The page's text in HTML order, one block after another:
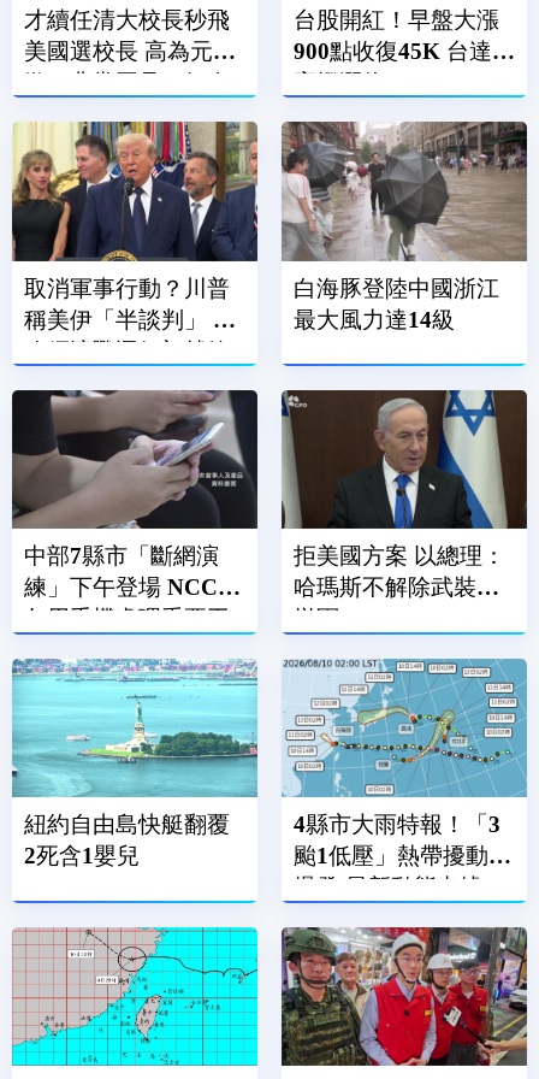
才續任清大校長秒飛
美國選校長 高為元道
歉：非常罕見、好奇
台股開紅！早盤大漲
900點收復45K 台達電
亮燈漲停
取消軍事行動？川普
稱美伊「半談判」 擬
改經濟戰逼伊朗就範
白海豚登陸中國浙江
最大風力達14級
中部7縣市「斷網演
練」下午登場 NCC：
勿用手機處理重要工
拒美國方案 以總理：
哈瑪斯不解除武裝不
撤軍
紐約自由島快艇翻覆
2死含1嬰兒
4縣市大雨特報！「3
颱1低壓」熱帶擾動大
爆發 最新動態出爐